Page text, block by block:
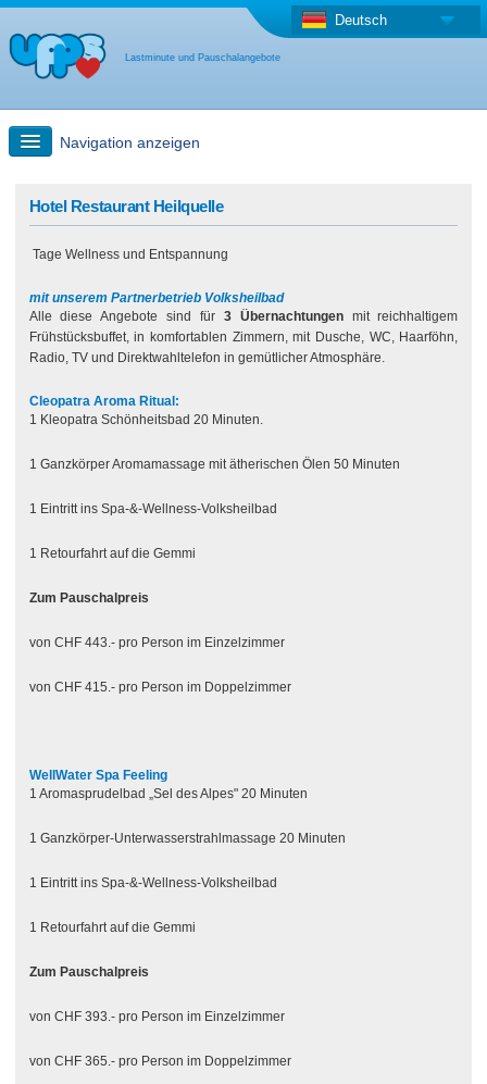
Lastminute und Pauschalangebote
Deutsch
Navigation anzeigen
Reise: Landkarten-Suche
Last Minute Angebot + Pauschalangebot
Hotel Restaurant Heilquelle
Tage Wellness und Entspannung
mit unserem Partnerbetrieb Volksheilbad
Alle diese Angebote sind für 3 Übernachtungenmit reichhaltigem
Frühstücksbuffet, in komfortablen Zimmern, mit Dusche, WC, Haarföhn,
Radio, TV und Direktwahltelefon in gemütlicher Atmosphäre.
Cleopatra Aroma Ritual:
1 Kleopatra Schönheitsbad 20 Minuten.
1 Ganzkörper Aromamassage mit ätherischen Ölen 50 Minuten
1 Eintritt ins Spa-&-Wellness-Volksheilbad
1 Retourfahrt auf die Gemmi
Zum Pauschalpreis
von CHF 443.- pro Person im Einzelzimmer
von CHF 415.- pro Person im Doppelzimmer
WellWater Spa Feeling
1 Aromasprudelbad „Sel des Alpes" 20 Minuten
1 Ganzkörper-Unterwasserstrahlmassage 20 Minuten
1 Eintritt ins Spa-&-Wellness-Volksheilbad
1 Retourfahrt auf die Gemmi
Zum Pauschalpreis
von CHF 393.- pro Person im Einzelzimmer
von CHF 365.- pro Person im Doppelzimmer